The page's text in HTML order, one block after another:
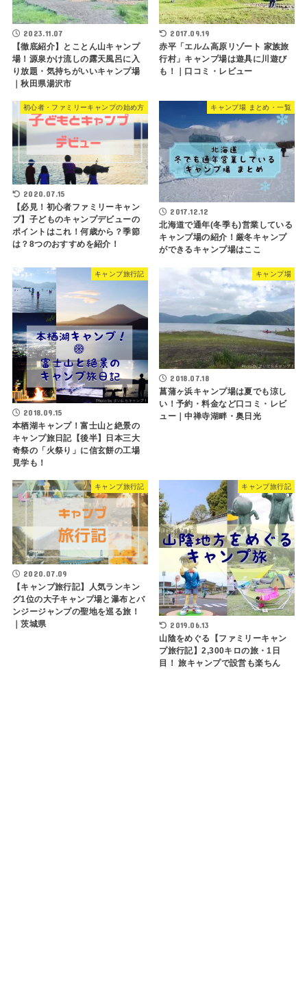
2023.11.07
【徹底紹介】とことん山キャンプ
場！源泉かけ流しの露天風呂に入
り放題・気持ちがいいキャンプ場
｜秋田県湯沢市
2017.09.19
赤平「エルム高原リゾート 家族旅
行村」キャンプ場は遊具に川遊び
も！｜口コミ・レビュー
初心者・ファミリーキャンプの始め方
2020.07.15
【必見！初心者ファミリーキャン
プ】子どものキャンプデビューの
ポイントはこれ！何歳から？季節
は？8つのおすすめを紹介！
キャンプ場 まとめ・一覧
2017.12.12
北海道で通年(冬季も)営業している
キャンプ場の紹介！厳冬キャンプ
ができるキャンプ場はここ
キャンプ旅行記
2018.09.15
本栖湖キャンプ！富士山と絶景の
キャンプ旅日記【後半】日本三大
奇祭の「火祭り」に信玄餅の工場
見学も！
キャンプ場
2018.07.18
菖蒲ヶ浜キャンプ場は夏でも涼し
い！予約・料金など口コミ・レビ
ュー｜中禅寺湖畔・奥日光
キャンプ旅行記
2020.07.09
【キャンプ旅行記】人気ランキン
グ1位の大子キャンプ場と瀑布とバ
ンジージャンプの聖地を巡る旅！
｜茨城県
キャンプ旅行記
2019.06.13
山陰をめぐる【ファミリーキャン
プ旅行記】2,300キロの旅・1日
目！ 旅キャンプで設営も楽ちん